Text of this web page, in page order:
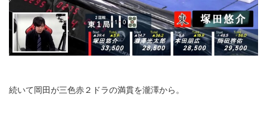
続いて岡田が三色赤２ドラの満貫を瀧澤から。